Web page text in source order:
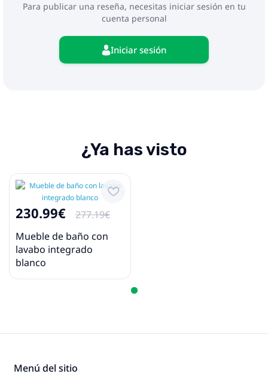
Para publicar una reseña, necesitas iniciar sesión en tu
cuenta personal
Iniciar sesión
¿Ya has visto
230.99€
277.19€
Mueble de baño con
lavabo integrado
blanco
Menú del sitio